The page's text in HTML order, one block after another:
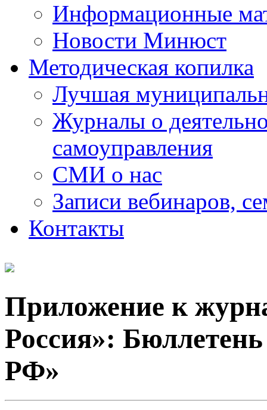
Информационные
Новости Минюст
Методическая копилка
Лучшая
Журналы о
самоуправления
СМИ о нас
Записи вебинаров,
Контакты
Приложение к
Россия»:
РФ»